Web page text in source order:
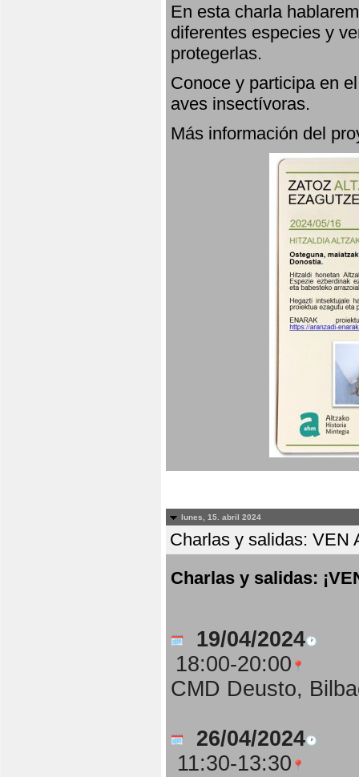
En esta charla
diferentes especies y
protegerlas.
Conoce y participa en
aves insectívoras.
Más información del
lunes, 15. abril 2024
Charlas y salidas: VEN
Charlas y salidas:
19/04/2024
18:00-20:00
CMD Deusto,
26/04/2024
11:30-13:30